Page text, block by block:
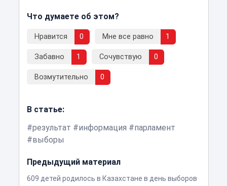
Что думаете об этом?
Нравится 0 Мне все равно 1
Забавно 1 Сочувствую 0
Возмутительно 0
В статье:
результат
информация
парламент
выборы
Предыдущий материал
609 детей родилось в Казахстане в день выборов